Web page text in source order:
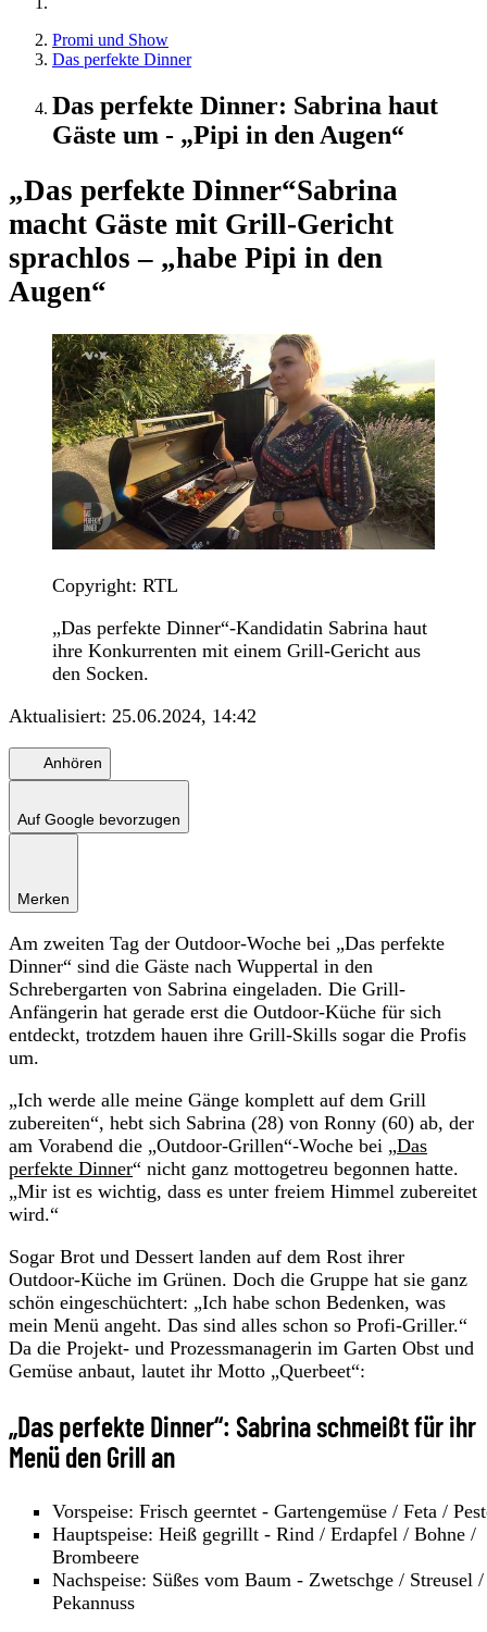
Promi und Show
Das perfekte Dinner
Das perfekte Dinner: Sabrina haut
Gäste um - „Pipi in den Augen“
„Das perfekte Dinner“Sabrina
macht Gäste mit Grill-Gericht
sprachlos – „habe Pipi in den
Augen“
Copyright: RTL
„Das perfekte Dinner“-Kandidatin Sabrina haut
ihre Konkurrenten mit einem Grill-Gericht aus
den Socken.
Aktualisiert: 25.06.2024, 14:42
Anhören
Auf Google bevorzugen
Merken
Am zweiten Tag der Outdoor-Woche bei „Das perfekte
Dinner“ sind die Gäste nach Wuppertal in den
Schrebergarten von Sabrina eingeladen. Die Grill-
Anfängerin hat gerade erst die Outdoor-Küche für sich
entdeckt, trotzdem hauen ihre Grill-Skills sogar die Profis
um.
„Ich werde alle meine Gänge komplett auf dem Grill
zubereiten“, hebt sich Sabrina (28) von Ronny (60) ab, der
am Vorabend die „Outdoor-Grillen“-Woche bei „Das
perfekte Dinner“ nicht ganz mottogetreu begonnen hatte.
„Mir ist es wichtig, dass es unter freiem Himmel zubereitet
wird.“
Sogar Brot und Dessert landen auf dem Rost ihrer
Outdoor-Küche im Grünen. Doch die Gruppe hat sie ganz
schön eingeschüchtert: „Ich habe schon Bedenken, was
mein Menü angeht. Das sind alles schon so Profi-Griller.“
Da die Projekt- und Prozessmanagerin im Garten Obst und
Gemüse anbaut, lautet ihr Motto „Querbeet“:
„Das perfekte Dinner“: Sabrina schmeißt für ihr
Menü den Grill an
Vorspeise: Frisch geerntet - Gartengemüse / Feta /
Hauptspeise: Heiß gegrillt - Rind / Erdapfel / Bohne /
Brombeere
Nachspeise: Süßes vom Baum - Zwetschge / Streusel /
Pekannuss